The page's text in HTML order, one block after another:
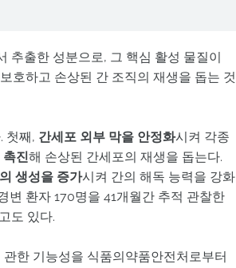
추출한 성분으로, 그 핵심 활성 물질이
호하고 손상된 간 조직의 재생을 돕는 것
첫째, 간세포 외부 막을 안정화시켜 각종
촉진해 손상된 간세포의 재생을 돕는다.
생성을 증가시켜 간의 해독 능력을 강화
변 환자 170명을 41개월간 추적 관찰한
도 있다.
한 기능성을 식품의약품안전처로부터